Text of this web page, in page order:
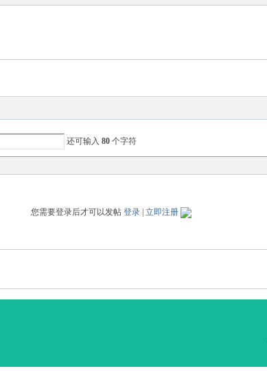
还可输入 80 个字符
您需要登录后才可以发帖 登录 立即注册